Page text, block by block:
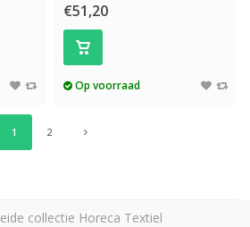
€51,20
Op voorraad
1 2
14 dagen bedenktijd